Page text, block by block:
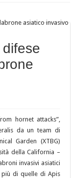
hornet attacks”,
da un team di
Garden (XTBG)
della California –
invasivi asiatici
di quelle di Apis